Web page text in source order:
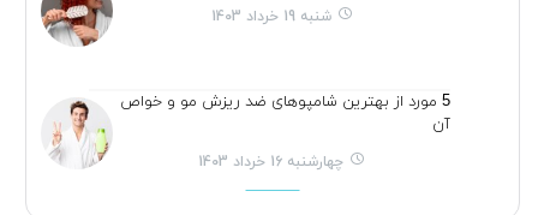
شنبه 19 خرداد 1403
5 مورد از بهترین شامپوهای ضد ریزش مو و خواص
آن
چهارشنبه 16 خرداد 1403